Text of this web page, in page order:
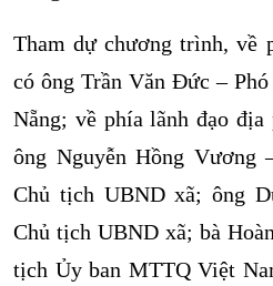
Tham dự chương trình, về
có ông Trần Văn Đức –
Nẵng; về phía lãnh đạo
ông Nguyễn Hồng Vương
Chủ tịch UBND xã; ông
Chủ tịch UBND xã; bà
tịch Ủy ban MTTQ Việt